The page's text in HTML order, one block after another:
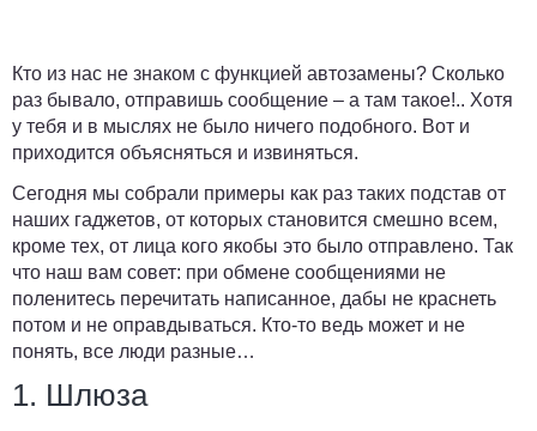
Кто из нас не знаком с функцией автозамены? Сколько
раз бывало, отправишь сообщение – а там такое!.. Хотя
у тебя и в мыслях не было ничего подобного. Вот и
приходится объясняться и извиняться.
Сегодня мы собрали примеры как раз таких подстав от
наших гаджетов, от которых становится смешно всем,
кроме тех, от лица кого якобы это было отправлено. Так
что наш вам совет: при обмене сообщениями не
поленитесь перечитать написанное, дабы не краснеть
потом и не оправдываться. Кто-то ведь может и не
понять, все люди разные…
1. Шлюза